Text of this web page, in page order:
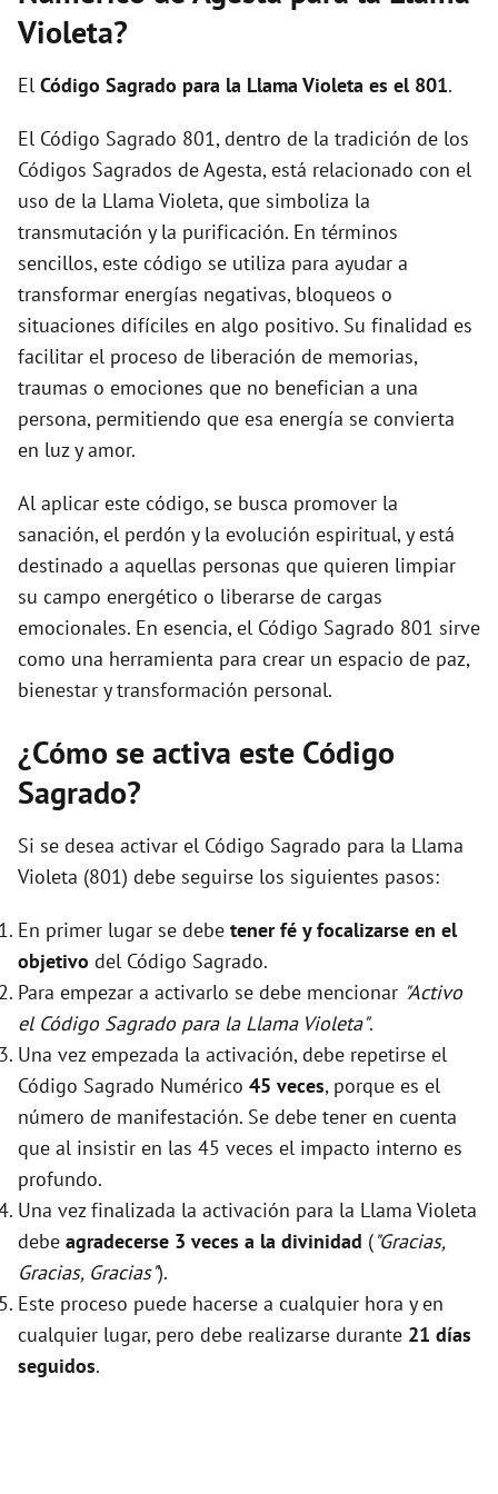
i
d
e
o
Violeta?
El Código Sagrado para la Llama Violeta es el 801.
El Código Sagrado 801, dentro de la tradición de los
Códigos Sagrados de Agesta, está relacionado con el
uso de la Llama Violeta, que simboliza la
transmutación y la purificación. En términos
sencillos, este código se utiliza para ayudar a
transformar energías negativas, bloqueos o
situaciones difíciles en algo positivo. Su finalidad es
facilitar el proceso de liberación de memorias,
traumas o emociones que no benefician a una
persona, permitiendo que esa energía se convierta
en luz y amor.
Al aplicar este código, se busca promover la
sanación, el perdón y la evolución espiritual, y está
destinado a aquellas personas que quieren limpiar
su campo energético o liberarse de cargas
emocionales. En esencia, el Código Sagrado 801 sirve
como una herramienta para crear un espacio de paz,
bienestar y transformación personal.
¿Cómo se activa este Código
Sagrado?
Si se desea activar el Código Sagrado para la Llama
Violeta (801) debe seguirse los siguientes pasos:
En primer lugar se debe tener fé y focalizarse en el
objetivo del Código Sagrado.
Para empezar a activarlo se debe mencionar "Activo
el Código Sagrado para la Llama Violeta".
Una vez empezada la activación, debe repetirse el
Código Sagrado Numérico 45 veces, porque es el
número de manifestación. Se debe tener en cuenta
que al insistir en las 45 veces el impacto interno es
profundo.
Una vez finalizada la activación para la Llama Violeta
debe agradecerse 3 veces a la divinidad ("Gracias,
Gracias, Gracias").
Este proceso puede hacerse a cualquier hora y en
cualquier lugar, pero debe realizarse durante 21 días
seguidos.